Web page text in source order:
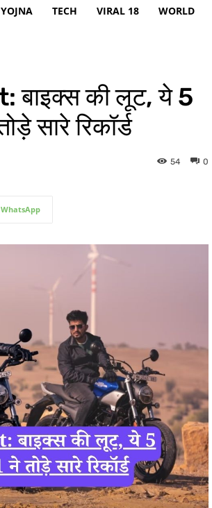
TECH VIRAL 18 WORLD
की लूट, ये 5
सारे रिकॉर्ड
0
54
WhatsApp